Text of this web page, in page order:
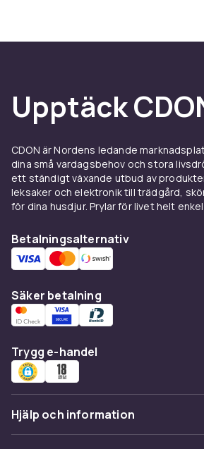
Välj CE-märkta och
Leverans och
Hos CDON handlar du tryggt
leverans, öppet köp och bra
Enkel returprocess om
dina förväntningar.
rengöringsmaterial
ochMaterial för ögontvätt
Upptäck
CDON är Nordens ledande
dina små vardagsbehov och stora
ett ständigt växande utbud av
leksaker och elektronik till trädgård,
för dina husdjur. Prylar för livet helt
Betalningsalternativ
Säker betalning
Trygg e-handel
Hjälp och information